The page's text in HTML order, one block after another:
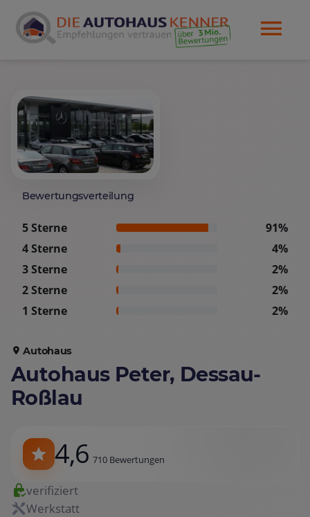
Bewertungsverteilung
5 Sterne
91%
4 Sterne
4%
3 Sterne
2%
2 Sterne
2%
1 Sterne
2%
Autohaus
Autohaus Peter, Dessau-
Roßlau
4,6 710 Bewertungen
verifiziert
Werkstatt